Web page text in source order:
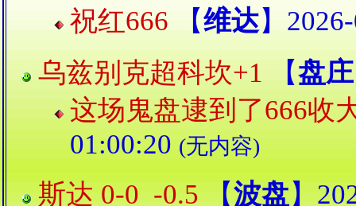
祝红666 【维达】
乌兹别克超科坎+1 【盘庄
这场鬼盘逮到了666收
01:00:20 (无内容)
斯达 0-0 -0.5 【波盘】